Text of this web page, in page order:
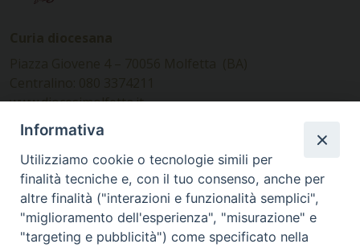
www.diocesimolfetta.it –
diocesimolfetta@pec.chiesacattolica.it
Ufficio Comunicazioni sociali
Piazza Giovene 4 – 70056 Molfetta (BA)
comunicazionisociali@diocesimolfetta.it
Informativa
Utilizziamo cookie o tecnologie simili per
finalità tecniche e, con il tuo consenso, anche per
altre finalità ("interazioni e funzionalità semplici",
"miglioramento dell'esperienza", "misurazione" e
"targeting e pubblicità") come specificato nella